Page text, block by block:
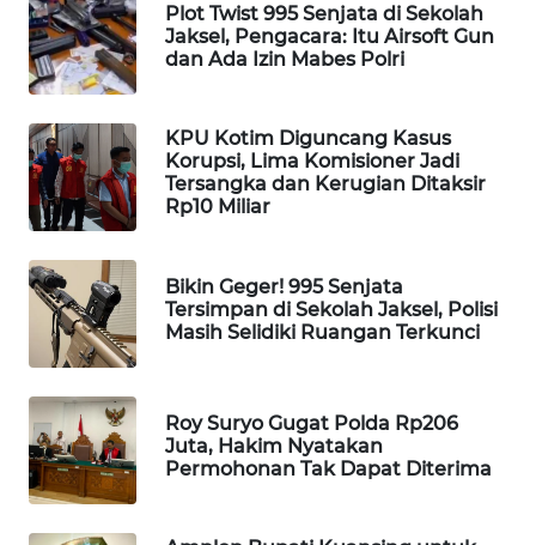
Plot Twist 995 Senjata di Sekolah
Jaksel, Pengacara: Itu Airsoft Gun
dan Ada Izin Mabes Polri
KPU Kotim Diguncang Kasus
Korupsi, Lima Komisioner Jadi
Tersangka dan Kerugian Ditaksir
Rp10 Miliar
Bikin Geger! 995 Senjata
Tersimpan di Sekolah Jaksel, Polisi
Masih Selidiki Ruangan Terkunci
Roy Suryo Gugat Polda Rp206
Juta, Hakim Nyatakan
Permohonan Tak Dapat Diterima
WAHANA
SPORT
WAHANA
UMKM
WAHANA
WAHANA
PERSONA
WAHANA
OTOMOTIF
WAHANA
HEALTH